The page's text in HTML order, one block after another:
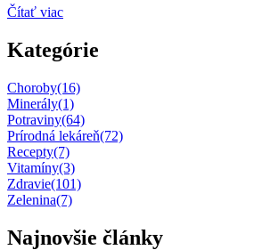
Čítať viac
Kategórie
Choroby(16)
Minerály(1)
Potraviny(64)
Prírodná lekáreň(72)
Recepty(7)
Vitamíny(3)
Zdravie(101)
Zelenina(7)
Najnovšie články